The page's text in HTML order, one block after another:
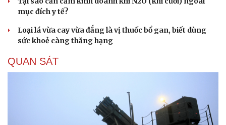
mục đích y tế?
Loại lá vừa cay vừa đắng là vị thuốc bổ gan, biết dùng
sức khoẻ càng thăng hạng
QUAN SÁT